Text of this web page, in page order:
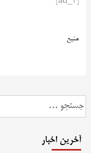
منبع
آخرین اخبار